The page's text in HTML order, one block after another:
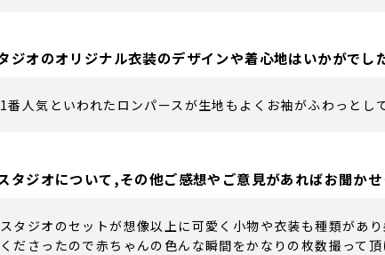
ジオのオリジナル衣装のデザインや着心地はいかがでし
1番人気といわれたロンパースが生地もよくお袖がふわっとし
タジオについて,その他ご感想やご意見があればお聞かせ
スタジオのセットが想像以上に可愛く小物や衣装も種類があ
くださったので赤ちゃんの色んな瞬間をかなりの枚数撮って